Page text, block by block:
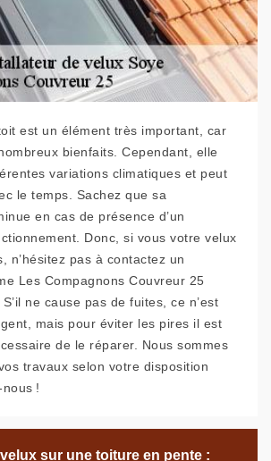
est un élément très important, car
bienfaits. Cependant, elle
variations climatiques et peut
le temps. Sachez que sa
en cas de présence d’un
Donc, si vous votre velux
n’hésitez pas à contactez un
Les Compagnons Couvreur 25
ne cause pas de fuites, ce n’est
mais pour éviter les pires il est
de le réparer. Nous sommes
travaux selon votre disposition
!
sur une toiture en pente :